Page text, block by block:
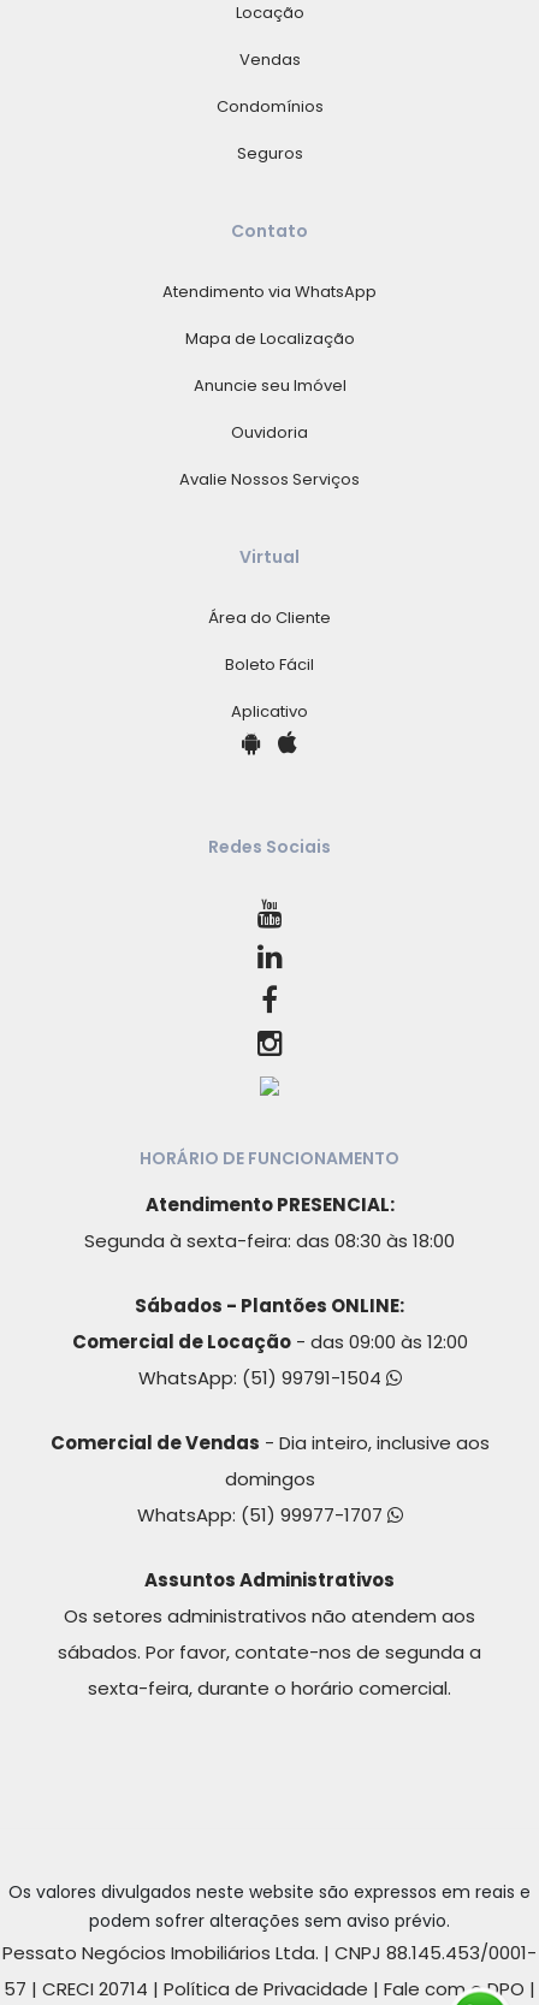
Locação
Vendas
Condomínios
Seguros
Contato
Atendimento via WhatsApp
Mapa de Localização
Anuncie seu Imóvel
Ouvidoria
Avalie Nossos Serviços
Virtual
Área do Cliente
Boleto Fácil
Aplicativo
Redes Sociais
HORÁRIO DE FUNCIONAMENTO
Atendimento PRESENCIAL:
Segunda à sexta-feira: das 08:30 às 18:00
Sábados - Plantões ONLINE:
Comercial de Locação- das 09:00 às 12:00
WhatsApp: (51) 99791-1504
Comercial de Vendas - Dia inteiro, inclusive aos
domingos
WhatsApp: (51) 99977-1707
Assuntos Administrativos
Os setores administrativos não atendem aos
sábados. Por favor, contate-nos de segunda a
sexta-feira, durante o horário comercial.
Os valores divulgados neste website são expressos em reais e
podem sofrer alterações sem aviso prévio.
Pessato Negócios Imobiliários Ltda. | CNPJ 88.145.453/0001-
57 | CRECI 20714 | Política de Privacidade | Fale com o DPO |